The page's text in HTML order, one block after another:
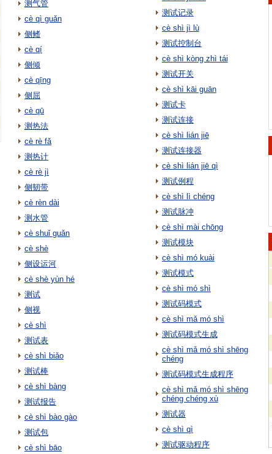
测气管
cè qì guǎn
侧鳍
cè qí
侧倾
cè qīng
侧屈
cè qū
测热法
cè rè fǎ
测热计
cè rè jì
侧韧带
cè rèn dài
测水管
cè shuǐ guǎn
cè shè
侧设运河
cè shè yùn hé
测试
侧视
cè shì
测试表
cè shì biǎo
测试棒
cè shì bàng
测试报告
cè shì bào gào
测试包
cè shì bāo
测试记录
cè shì jì lù
测试控制台
cè shì kòng zhì tái
测试开关
cè shì kāi guān
测试卡
测试连接
cè shì lián jiē
测试连接器
cè shì lián jiē qì
测试例程
cè shì lì chéng
测试脉冲
cè shì mài chōng
测试模块
cè shì mó kuài
测试模式
cè shì mó shì
测试码模式
cè shì mǎ mó shì
测试码模式生成
cè shì mǎ mó shì shēng
chéng
测试码模式生成程序
cè shì mǎ mó shì shēng
chéng chéng xù
测试器
cè shì qì
测试驱动程序